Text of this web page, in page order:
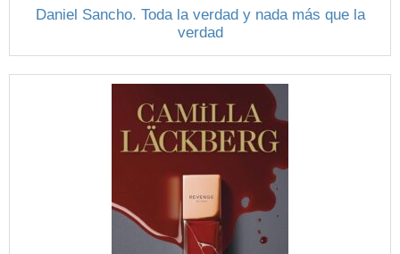
Daniel Sancho. Toda la verdad y nada más que la
verdad